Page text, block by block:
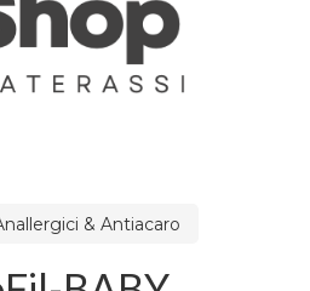
& Antiacaro